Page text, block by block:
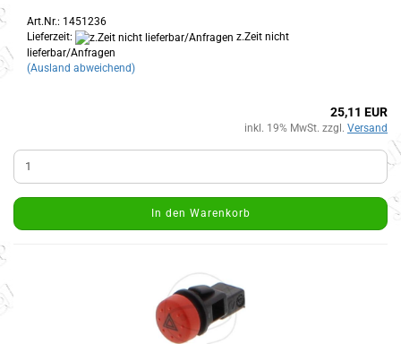
Art.Nr.: 1451236
Lieferzeit:
z.Zeit nicht
lieferbar/Anfragen
(Ausland abweichend)
25,11 EUR
inkl. 19% MwSt. zzgl. Versand
In den Warenkorb